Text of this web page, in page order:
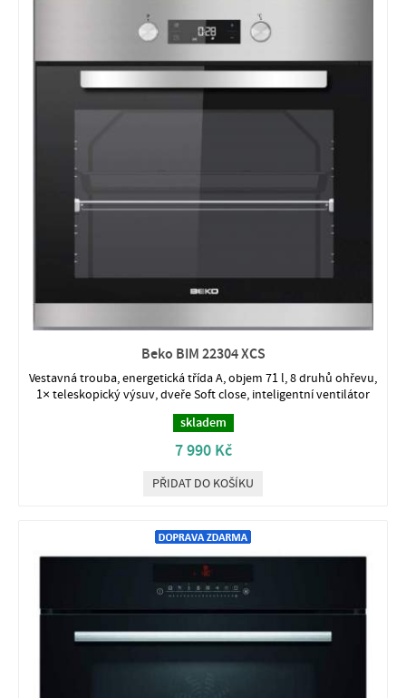
Beko BIM 22304 XCS
Vestavná trouba, energetická třída A, objem 71 l, 8 druhů ohřevu,
1× teleskopický výsuv, dveře Soft close, inteligentní ventilátor
skladem
7 990 Kč
PŘIDAT DO KOŠÍKU